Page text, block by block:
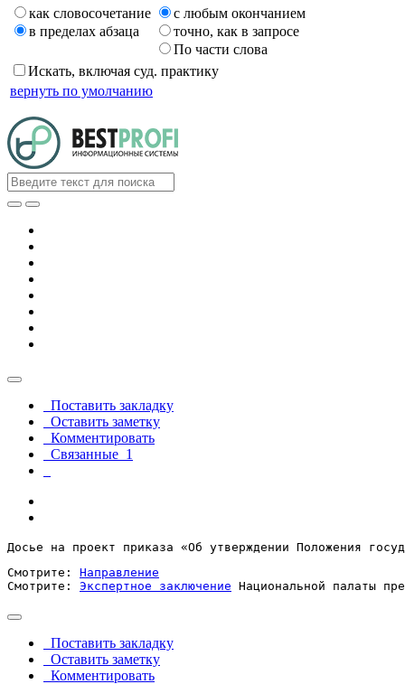
как словосочетание
в пределах абзаца
с любым окончанием
точно, как в запросе
По части слова
Искать, включая суд. практику
вернуть по умолчанию
Поставить закладку
Оставить заметку
Комментировать
Связанные 1
Досье на проект приказа «Об утверждении Положения
Смотрите: Направление
Смотрите: Экспертное заключение Национальной палаты
Поставить закладку
Оставить заметку
Комментировать